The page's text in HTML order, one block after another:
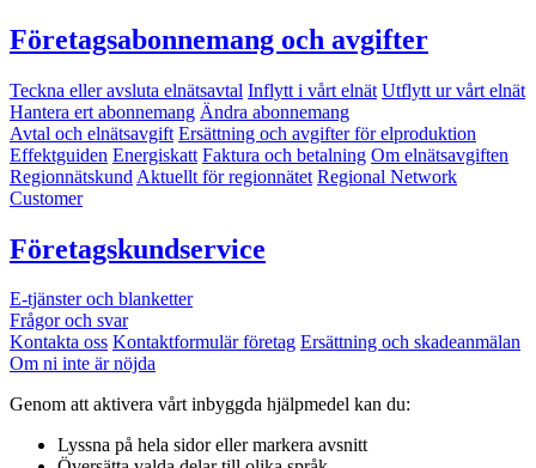
Företagsabonnemang och avgifter
Teckna eller avsluta elnätsavtal Inflytt i vårt elnät Utflytt ur vårt elnät
Hantera ert abonnemang Ändra abonnemang
Avtal och elnätsavgift Ersättning och avgifter för elproduktion
Effektguiden Energiskatt Faktura och betalning Om elnätsavgiften
Regionnätskund Aktuellt för regionnätet Regional Network
Customer
Företagskundservice
E-tjänster och blanketter
Frågor och svar
Kontakta oss Kontaktformulär företag Ersättning och skadeanmälan
Om ni inte är nöjda
Genom att aktivera vårt inbyggda hjälpmedel kan du:
Lyssna på hela sidor eller markera avsnitt